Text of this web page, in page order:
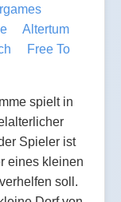
Altertum
Free To
spielt in
Spieler ist
eines kleinen
soll.